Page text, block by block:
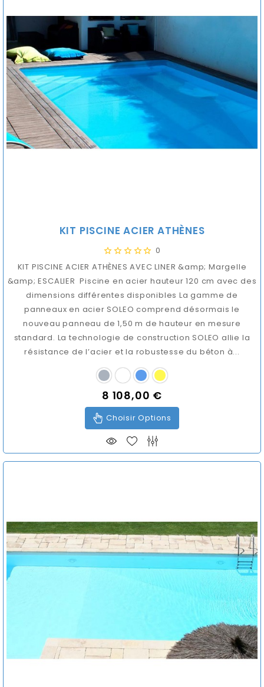
KIT PISCINE ACIER ATHÈNES
0
KIT PISCINE ACIER ATHÈNES AVEC LINER &amp; Margelle
&amp; ESCALIER Piscine en acier hauteur 120 cm avec des
dimensions différentes disponibles La gamme de
panneaux en acier SOLEO comprend désormais le
nouveau panneau de 1,50 m de hauteur en mesure
standard. La technologie de construction SOLEO allie la
résistance de l’acier et la robustesse du béton à...
Prix
8 108,00 €
Choisir Options